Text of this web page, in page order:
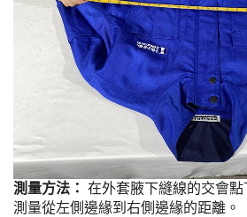
測量方法： 在外套腋下縫線的交會
測量從左側邊緣到右側邊緣的距離。